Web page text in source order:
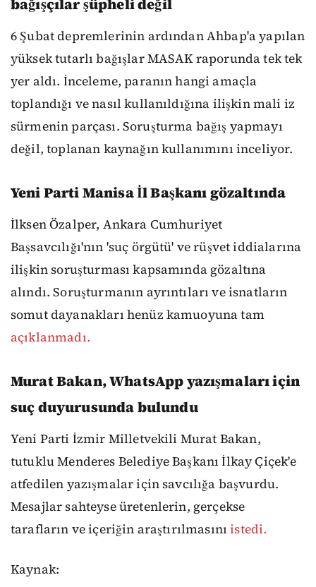
bağışçılar şüpheli değil
6 Şubat depremlerinin ardından Ahbap'a yapılan
yüksek tutarlı bağışlar MASAK raporunda tek tek
yer aldı. İnceleme, paranın hangi amaçla
toplandığı ve nasıl kullanıldığına ilişkin mali iz
sürmenin parçası. Soruşturma bağış yapmayı
değil, toplanan kaynağın kullanımını inceliyor.
Yeni Parti Manisa İl Başkanı gözaltında
İlksen Özalper, Ankara Cumhuriyet
Başsavcılığı'nın 'suç örgütü' ve rüşvet iddialarına
ilişkin soruşturması kapsamında gözaltına
alındı. Soruşturmanın ayrıntıları ve isnatların
somut dayanakları henüz kamuoyuna tam
açıklanmadı.
Murat Bakan, WhatsApp yazışmaları için
suç duyurusunda bulundu
Yeni Parti İzmir Milletvekili Murat Bakan,
tutuklu Menderes Belediye Başkanı İlkay Çiçek'e
atfedilen yazışmalar için savcılığa başvurdu.
Mesajlar sahteyse üretenlerin, gerçekse
tarafların ve içeriğin araştırılmasınıistedi.
Kaynak: